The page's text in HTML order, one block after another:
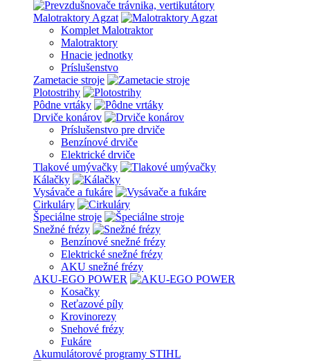
Malotraktory Agzat
Komplet Malotraktor
Malotraktory
Hnacie jednotky
Príslušenstvo
Zametacie stroje
Plotostrihy
Pôdne vrtáky
Drviče konárov
Príslušenstvo pre drviče
Benzínové drviče
Elektrické drviče
Tlakové umývačky
Kálačky
Vysávače a fukáre
Cirkuláry
Špeciálne stroje
Snežné frézy
Benzínové snežné frézy
Elektrické snežné frézy
AKU snežné frézy
AKU-EGO POWER
Kosačky
Reťazové píly
Krovinorezy
Snehové frézy
Fukáre
Akumulátorové programy STIHL